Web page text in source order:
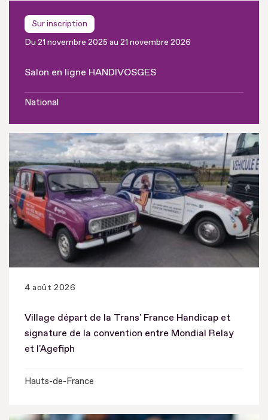
Sur inscription
Du 21 novembre 2025 au 21 novembre 2026
Salon en ligne HANDIVOSGES
National
4 août 2026
Village départ de la Trans' France Handicap et
signature de la convention entre Mondial Relay
et l'Agefiph
Hauts-de-France